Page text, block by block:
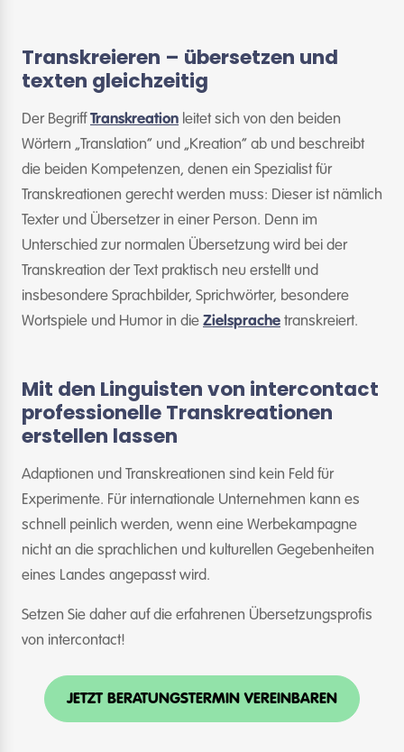
Transkreieren – übersetzen und
texten gleichzeitig
Der BegriffTranskreation leitet sich von den beiden
Wörtern „Translation“ und „Kreation“ ab und beschreibt
die beiden Kompetenzen, denen ein Spezialist für
Transkreationen gerecht werden muss: Dieser ist nämlich
Texter und Übersetzer in einer Person. Denn im
Unterschied zur normalen Übersetzung wird bei der
Transkreation der Text praktisch neu erstellt und
insbesondere Sprachbilder, Sprichwörter, besondere
Wortspiele und Humor in die Zielsprache transkreiert.
Mit den Linguisten von intercontact
professionelle Transkreationen
erstellen lassen
Adaptionen und Transkreationen sind kein Feld für
Experimente. Für internationale Unternehmen kann es
schnell peinlich werden, wenn eine Werbekampagne
nicht an die sprachlichen und kulturellen Gegebenheiten
eines Landes angepasst wird.
Setzen Sie daher auf die erfahrenen Übersetzungsprofis
von intercontact!
JETZT BERATUNGSTERMIN VEREINBAREN